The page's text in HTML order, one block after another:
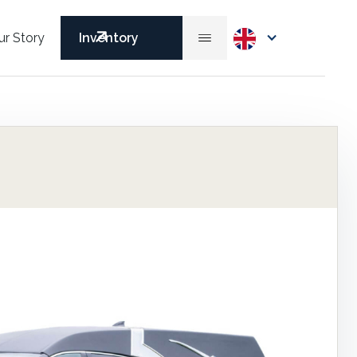
Story Inventory